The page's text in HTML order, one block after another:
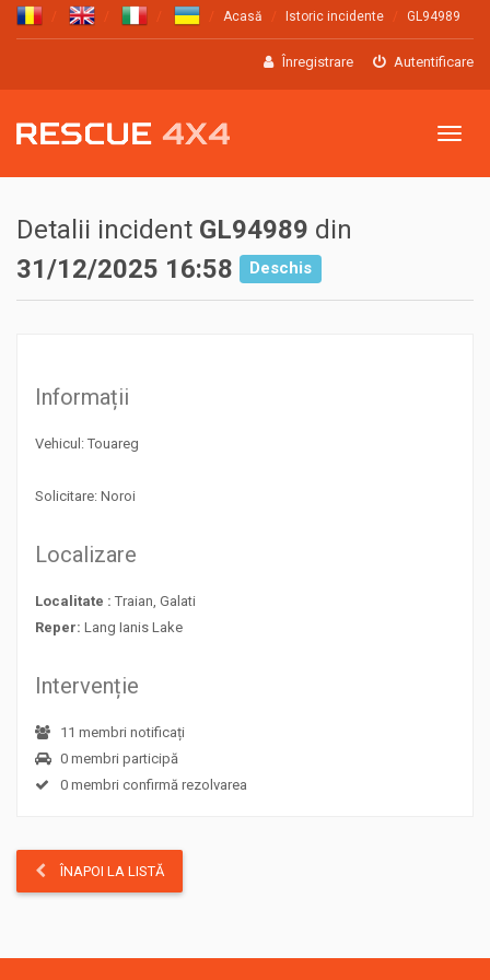
Acasă Istoric incidente GL94989
Înregistrare Autentificare
Meniu
Detalii incident GL94989 din
31/12/2025 16:58
Deschis
Informații
Vehicul: Touareg
Solicitare: Noroi
Localizare
Localitate : Traian, Galati
Reper: Lang Ianis Lake
Intervenție
11 membri notificați
0 membri participă
0 membri confirmă rezolvarea
ÎNAPOI LA LISTĂ